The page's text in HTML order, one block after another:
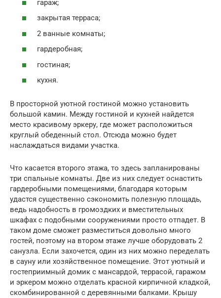
гараж;
закрытая терраса;
2 ванные комнаты;
гардеробная;
гостиная;
кухня.
В просторной уютной гостиной можно установить
большой камин. Между гостиной и кухней найдется
место красивому эркеру, где может расположиться
круглый обеденный стол. Отсюда можно будет
наслаждаться видами участка.
Что касается второго этажа, то здесь запланированы
три спальные комнаты. Две из них следует оснастить
гардеробными помещениями, благодаря которым
удастся существенно сэкономить полезную площадь,
ведь надобность в громоздких и вместительных
шкафах с подобными сооружениями просто отпадет. В
таком доме сможет разместиться довольно много
гостей, поэтому на втором этаже лучше оборудовать 2
санузла. Если захочется, один из них можно переделать
в сауну или хозяйственное помещение. Этот уютный и
гостеприимный домик с мансардой, террасой, гаражом
и эркером можно отделать красной кирпичной кладкой,
скомбинированной с деревянными балками. Крышу